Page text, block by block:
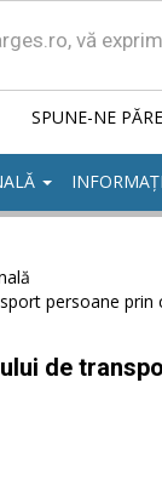
vă
SPUNE-NE
persoane prin
de